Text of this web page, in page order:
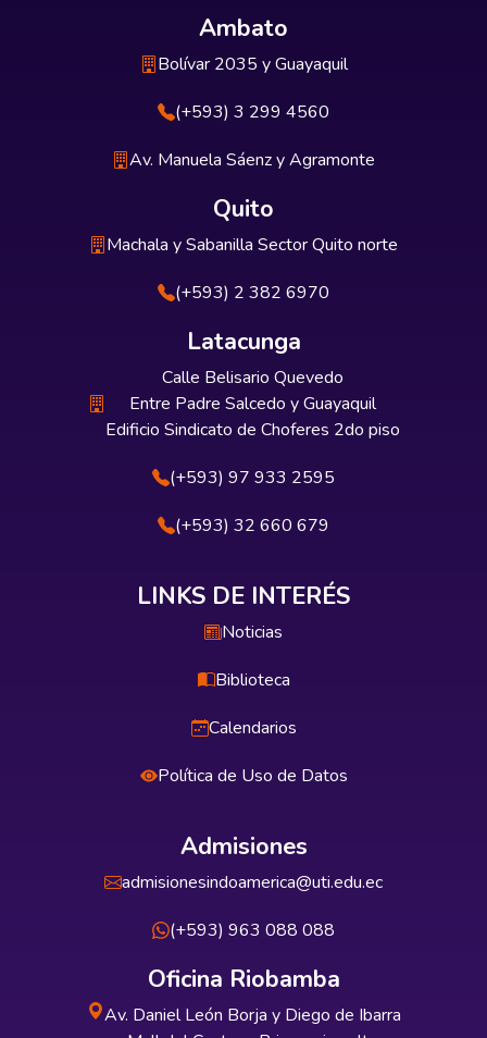
Ambato
Bolívar 2035 y Guayaquil
(+593) 3 299 4560
Av. Manuela Sáenz y Agramonte
Quito
Machala y Sabanilla Sector Quito norte
(+593) 2 382 6970
Latacunga
Calle Belisario Quevedo
Entre Padre Salcedo y Guayaquil
Edificio Sindicato de Choferes 2do piso
(+593) 97 933 2595
(+593) 32 660 679
LINKS DE INTERÉS
Noticias
Biblioteca
Calendarios
Política de Uso de Datos
Admisiones
admisionesindoamerica@uti.edu.ec
(+593) 963 088 088
Oficina Riobamba
Av. Daniel León Borja y Diego de Ibarra